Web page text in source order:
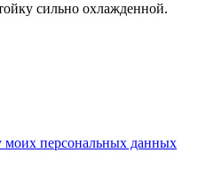
сильно охлажденной.
моих персональных данных